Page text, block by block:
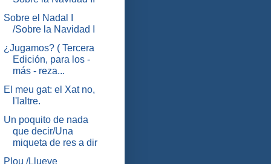
Sobre el Nadal I
/Sobre la Navidad I
¿Jugamos? ( Tercera
Edición, para los -
más - reza...
El meu gat: el Xat no,
l'laltre.
Un poquito de nada
que decir/Una
miqueta de res a dir
Plou /Llueve